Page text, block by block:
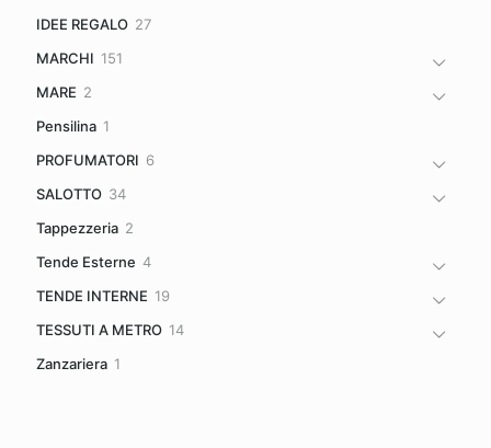
IDEE REGALO 2727
MARCHI 151
MARE 2
Pensilina 1
PROFUMATORI 6
SALOTTO 3434
Tappezzeria 2
Tende Esterne 44
TENDE INTERNE 1919
TESSUTI A METRO 1414
Zanzariera 1